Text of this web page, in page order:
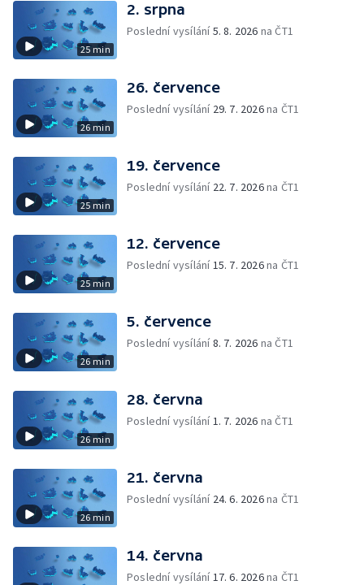
25 min
2. srpna
Poslední vysílání5. 8. 2026 na ČT1
26 min
26. července
Poslední vysílání 29. 7. 2026na ČT1
25 min
19. července
Poslední vysílání 22. 7. 2026na ČT1
25 min
12. července
Poslední vysílání15. 7. 2026na ČT1
26 min
5. července
Poslední vysílání8. 7. 2026 na ČT1
26 min
28. června
Poslední vysílání1. 7. 2026 na ČT1
26 min
21. června
Poslední vysílání 24. 6. 2026na ČT1
14. června
Poslední vysílání17. 6. 2026na ČT1